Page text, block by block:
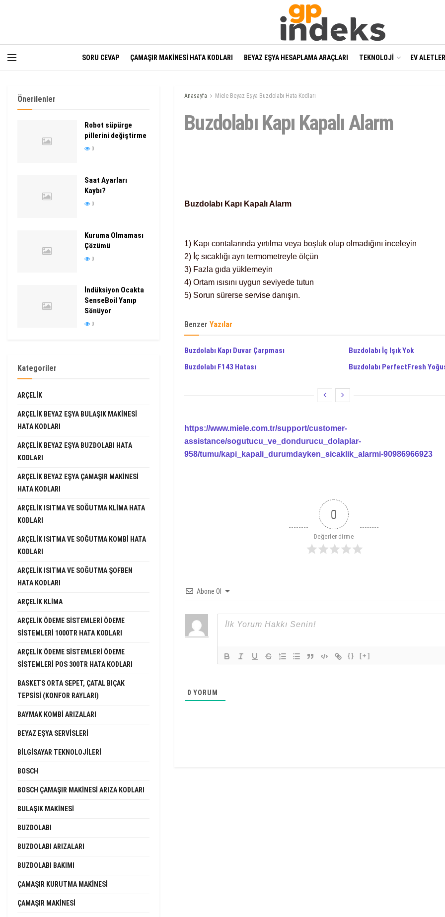
SORU CEVAP ÇAMAŞIR MAKINESI HATA KODLARI BEYAZ EŞYA HESAPLAMA ARAÇLARI TEKNOLOJI EV
Anasayfa Miele Beyaz Eşya Buzdolabı Hata Kodları
Buzdolabı Kapı Kapalı Alarm
Buzdolabı Kapı Kapalı Alarm
1) Kapı contalarında yırtılma veya boşluk olup olmadığını inceleyin
2) İç sıcaklığı ayrı termometreyle ölçün
3) Fazla gıda yüklemeyin
4) Ortam ısısını uygun seviyede tutun
5) Sorun sürerse servise danışın.
Benzer Yazılar
Buzdolabı Kapı Duvar Çarpması
Buzdolabı F143 Hatası
Buzdolabı İç Işık Yok
Buzdolabı PerfectFresh
https://www.miele.com.tr/support/customer-
assistance/sogutucu_ve_dondurucu_dolaplar-
958/tumu/kapi_kapali_durumdayken_sicaklik_alarmi-90986966923
0
Değerlendirme
Abone Ol
{} [+]
0 YORUM
Önerilenler
Robot süpürge
pillerini değiştirme
0
Saat Ayarları
Kaybı?
0
Kuruma Olmaması
Çözümü
0
İndüksiyon Ocakta
SenseBoil Yanıp
Sönüyor
0
Kategoriler
ARÇELIK
ARÇELIK BEYAZ EŞYA BULAŞIK MAKINESI
HATA KODLARI
ARÇELIK BEYAZ EŞYA BUZDOLABI HATA
KODLARI
ARÇELIK BEYAZ EŞYA ÇAMAŞIR MAKINESI
HATA KODLARI
ARÇELIK ISITMA VE SOĞUTMA KLIMA HATA
KODLARI
ARÇELIK ISITMA VE SOĞUTMA KOMBI HATA
KODLARI
ARÇELIK ISITMA VE SOĞUTMA ŞOFBEN
HATA KODLARI
ARÇELIK KLIMA
ARÇELIK ÖDEME SISTEMLERI ÖDEME
SISTEMLERI 1000TR HATA KODLARI
ARÇELIK ÖDEME SISTEMLERI ÖDEME
SISTEMLERI POS 300TR HATA KODLARI
BASKETS ORTA SEPET, ÇATAL BIÇAK
TEPSISI (KONFOR RAYLARI)
BAYMAK KOMBI ARIZALARI
BEYAZ EŞYA SERVISLERI
BILGISAYAR TEKNOLOJILERI
BOSCH
BOSCH ÇAMAŞIR MAKINESI ARIZA KODLARI
BULAŞIK MAKINESI
BUZDOLABI
BUZDOLABI ARIZALARI
BUZDOLABI BAKIMI
ÇAMAŞIR KURUTMA MAKINESI
ÇAMAŞIR MAKINESI